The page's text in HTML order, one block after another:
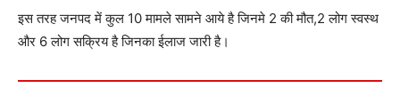
इस तरह जनपद में कुल 10 मामले सामने आये है जिनमे 2 की मौत,2 लोग स्वस्थ
और 6 लोग सक्रिय है जिनका ईलाज जारी है।